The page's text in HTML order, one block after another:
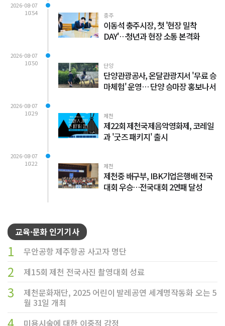
2026-08-07
10:54
충주
이동석 충주시장, 첫 '현장 밀착
DAY'…청년과 현장 소통 본격화
2026-08-07
10:50
단양
단양관광공사, 온달관광지서 '무료 승
마체험' 운영… 단양 승마장 홍보나서
2026-08-07
10:29
제천
제22회 제천국제음악영화제, 코레일
과 '굿즈 패키지' 출시
2026-08-07
10:22
제천
제천중 배구부, IBK기업은행배 전국
대회 우승…전국대회 2연패 달성
교육·문화 인기기사
1 무안공항 제주항공 사고자 명단
2 제15회 제천 전국사진 촬영대회 성료
3
제천문화재단, 2025 어린이 발레공연 세계명작동화 오는 5
월 31일 개최
미용시술에 대한 이중적 감정